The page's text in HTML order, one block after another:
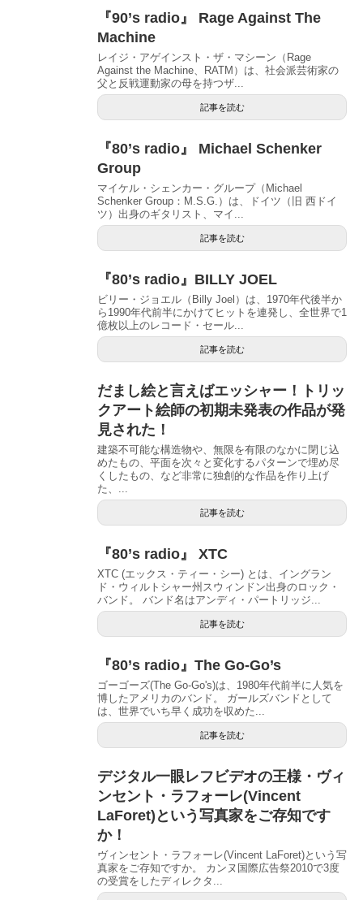
『90’s radio』 Rage Against The
Machine
レイジ・アゲインスト・ザ・マシーン（Rage
Against the Machine、RATM）は、社会派芸術家の
父と反戦運動家の母を持つザ...
記事を読む
『80’s radio』 Michael Schenker
Group
マイケル・シェンカー・グループ（Michael
Schenker Group：M.S.G.）は、ドイツ（旧 西ドイ
ツ）出身のギタリスト、マイ...
記事を読む
『80’s radio』BILLY JOEL
ビリー・ジョエル（Billy Joel）は、1970年代後半か
ら1990年代前半にかけてヒットを連発し、全世界で1
億枚以上のレコード・セール...
記事を読む
だまし絵と言えばエッシャー！トリッ
クアート絵師の初期未発表の作品が発
見された！
建築不可能な構造物や、無限を有限のなかに閉じ込
めたもの、平面を次々と変化するパターンで埋め尽
くしたもの、など非常に独創的な作品を作り上げ
た、...
記事を読む
『80’s radio』 XTC
XTC (エックス・ティー・シー) とは、イングラン
ド・ウィルトシャー州スウィンドン出身のロック・
バンド。 バンド名はアンディ・パートリッジ...
記事を読む
『80’s radio』The Go-Go’s
ゴーゴーズ(The Go-Go's)は、1980年代前半に人気を
博したアメリカのバンド。 ガールズバンドとして
は、世界でいち早く成功を収めた...
記事を読む
デジタル一眼レフビデオの王様・ヴィ
ンセント・ラフォーレ(Vincent
LaForet)という写真家をご存知です
か！
ヴィンセント・ラフォーレ(Vincent LaForet)という写
真家をご存知ですか。 カンヌ国際広告祭2010で3度
の受賞をしたディレクタ...